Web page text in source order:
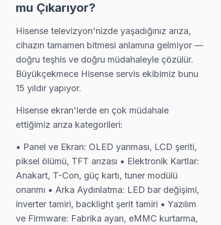
• Büyükçekmece'de anakart kapasitör ve
• HDMI port ve bağlantı noktası temizliği —
• Büyükçekmece'de yazılım ve firmware güncelleme
Büyükçekmece'da düzenli bakım yaptıran
Büyükçekmece Hisense Servis Hizmeti –
Büyükçekmece'de aniden arızalanan Hisense panel
Büyükçekmece'de yerinde servis avantajları:
• Büyükçekmece servisimizde tüm marka ve model
• Büyükçekmece'de orijinal parça stok garantisi
• Büyükçekmece servisimizde servis sonrası test ve
• Büyükçekmece'de fatura ve resmi garanti belgesi
Büyükçekmece'da Hisense yetkili servis kalitesinde
mu Çıkarıyor?
Hisense televizyon'nizde yaşadığınız arıza,
cihazın tamamen bitmesi anlamına gelmiyor —
doğru teşhis ve doğru müdahaleyle çözülür.
Büyükçekmece Hisense servis ekibimiz bunu
15 yıldır yapıyor.
Hisense ekran'lerde en çok müdahale
ettiğimiz arıza kategorileri:
• Panel ve Ekran: OLED yanması, LCD şeriti,
piksel ölümü, TFT arızası • Elektronik Kartlar:
Anakart, T-Con, güç kartı, tuner modülü
onarımı • Arka Aydınlatma: LED bar değişimi,
inverter tamiri, backlight şerit tamiri • Yazılım
ve Firmware: Fabrika ayarı, eMMC kurtarma,